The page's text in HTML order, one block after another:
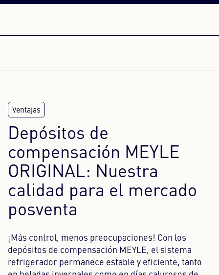
Depósitos de
compensación MEYLE
ORIGINAL: Nuestra
calidad para el mercado
posventa
¡Más control, menos preocupaciones! Con los
depósitos de compensación MEYLE, el sistema
refrigerador permanece estable y eficiente, tanto